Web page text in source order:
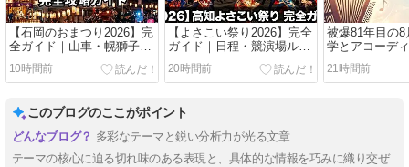
【石岡のおまつり2026】完
全ガイド｜山車・幌獅子巡
行ルート・屋台・駐車場・
子連れ混雑回避と穴場スポ
10時間前
【よさこい祭り2026】完全
ガイド｜日程・競演場ルー
ト・屋台・駐車場・子連れ
混雑回避と穴場スポット徹
20時間前
被爆81年目の8
学とアコーデ
た「原爆許す
き世界への叫び
21時間前
このブログのここがポイント
多彩なテーマと鋭い分析力が光る文章
テーマの核心に迫る切れ味のある表現と、具体的な情報を巧みに織り交ぜ